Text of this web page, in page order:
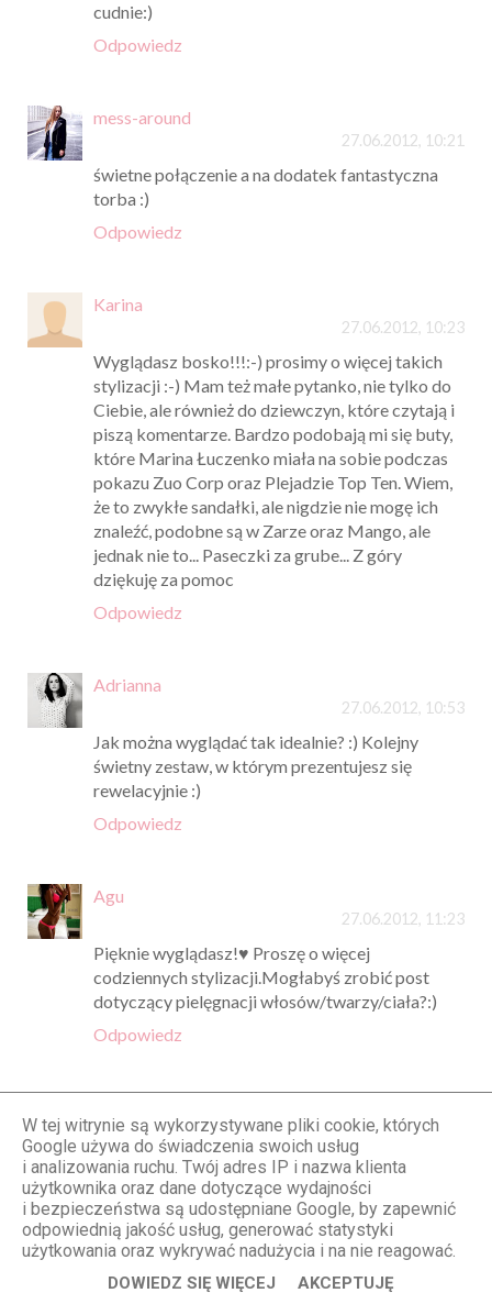
cudnie:)
Odpowiedz
mess-around
27.06.2012, 10:21
świetne połączenie a na dodatek fantastyczna
torba :)
Odpowiedz
Karina
27.06.2012, 10:23
Wyglądasz bosko!!!:-) prosimy o więcej takich
stylizacji :-) Mam też małe pytanko, nie tylko do
Ciebie, ale również do dziewczyn, które czytają i
piszą komentarze. Bardzo podobają mi się buty,
które Marina Łuczenko miała na sobie podczas
pokazu Zuo Corp oraz Plejadzie Top Ten. Wiem,
że to zwykłe sandałki, ale nigdzie nie mogę ich
znaleźć, podobne są w Zarze oraz Mango, ale
jednak nie to... Paseczki za grube... Z góry
dziękuję za pomoc
Odpowiedz
Adrianna
27.06.2012, 10:53
Jak można wyglądać tak idealnie? :) Kolejny
świetny zestaw, w którym prezentujesz się
rewelacyjnie :)
Odpowiedz
Agu
27.06.2012, 11:23
Pięknie wyglądasz!♥ Proszę o więcej
codziennych stylizacji.Mogłabyś zrobić post
dotyczący pielęgnacji włosów/twarzy/ciała?:)
Odpowiedz
27.06.2012, 11:36
Podoba mi się wszystko, prócz 'litów';)
Odpowiedz
27.06.2012, 11:44
W tej witrynie są wykorzystywane pliki cookie, których
Google używa do świadczenia swoich usług
i analizowania ruchu. Twój adres IP i nazwa klienta
użytkownika oraz dane dotyczące wydajności
i bezpieczeństwa są udostępniane Google, by zapewnić
odpowiednią jakość usług, generować statystyki
użytkowania oraz wykrywać nadużycia i na nie reagować.
DOWIEDZ SIĘ WIĘCEJ AKCEPTUJĘ